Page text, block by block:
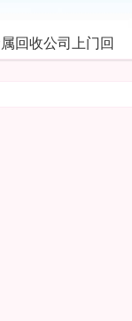
回收公司上门回